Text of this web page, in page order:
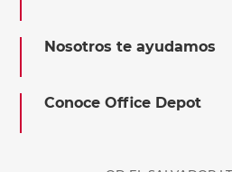
Nosotros te ayudamos
Conoce Office Depot